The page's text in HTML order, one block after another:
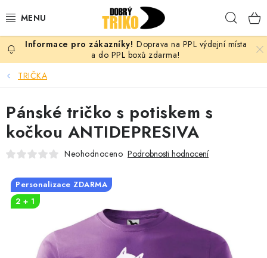
na
PRO ŽENY
PRO MUŽE
PRO DĚTI
PRO PÁRY
VLASTNÍ MOTIV
Doprava na PPL výdejní místa
a do PPL boxů zdarma!
TRIČKA
Pánské tričko s potiskem s
kočkou ANTIDEPRESIVA
Neohodnoceno Podrobnosti hodnocení
Personalizace ZDARMA
2 + 1